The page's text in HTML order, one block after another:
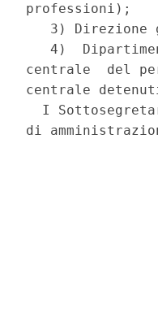
professioni);
3) Direzione
4)
centrale  del
centrale
I